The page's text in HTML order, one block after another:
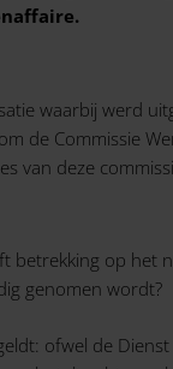
waarbij werd
de Commissie
van deze
op
genomen wordt?
ofwel de